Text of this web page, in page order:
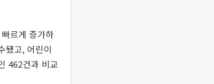
르게 증가하
됐고, 어린이
462건과 비교